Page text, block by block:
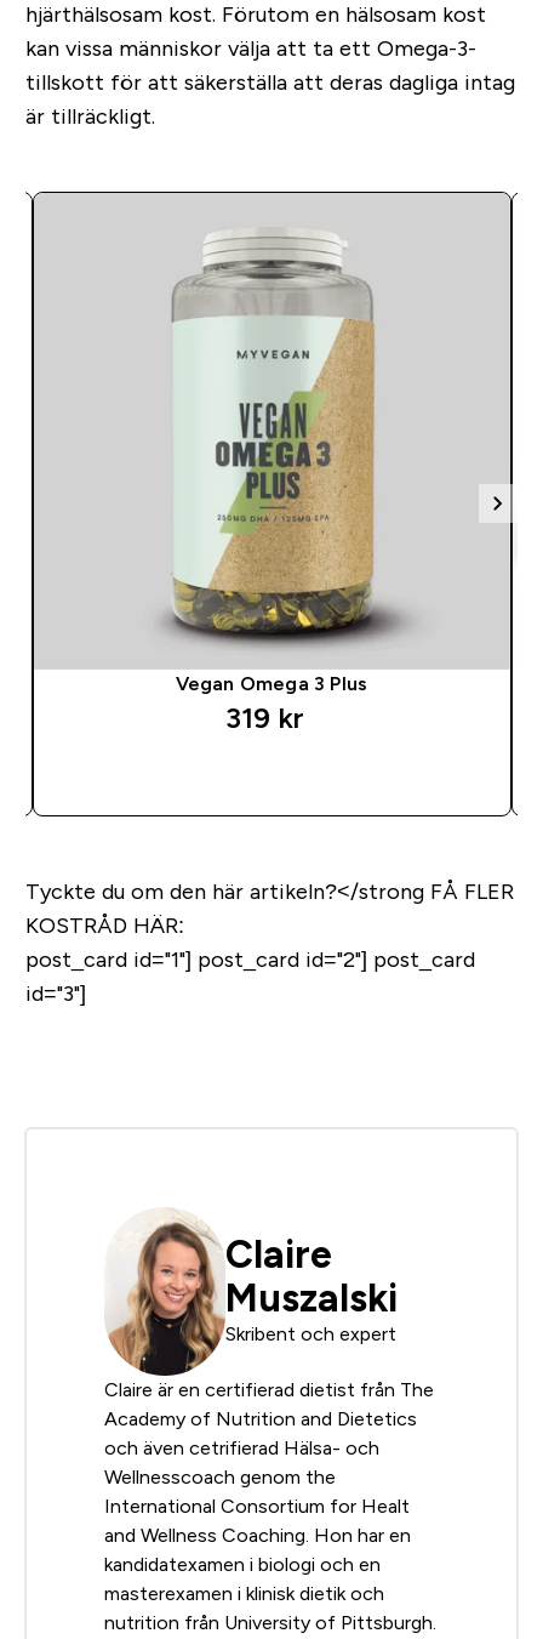
hjärthälsosam kost. Förutom en hälsosam kost
kan vissa människor välja att ta ett Omega-3-
tillskott för att säkerställa att deras dagliga intag
är tillräckligt.
Vegan Omega 3 Plus
319 kr‎
Tyckte du om den här artikeln?</strongFÅ FLER
KOSTRÅD HÄR:
post_card id="1"] post_card id="2"] post_card
id="3"]
Claire
Muszalski
Skribent och expert
Claire är en certifierad dietist från The
Academy of Nutrition and Dietetics
och även cetrifierad Hälsa- och
Wellnesscoach genom the
International Consortium for Healt
and Wellness Coaching. Hon har en
kandidatexamen i biologi och en
masterexamen i klinisk dietik och
nutrition från University of Pittsburgh.